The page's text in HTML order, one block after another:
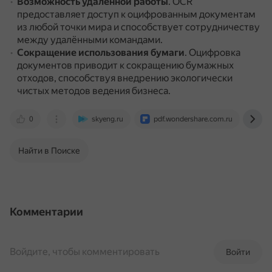
предоставляет доступ к оцифрованным документам
из любой точки мира и способствует сотрудничеству
между удалёнными командами.
Сокращение использования бумаги. Оцифровка
документов приводит к сокращению бумажных
отходов, способствуя внедрению экологически
чистых методов ведения бизнеса.
0 skyeng.ru pdf.wondershare.com.ru
Найти в Поиске
Комментарии
Войти
Войдите, чтобы комментировать